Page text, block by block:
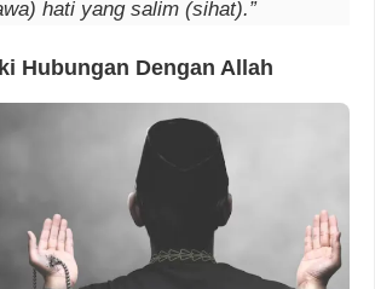
hati yang salim (sihat).”
Hubungan Dengan Allah